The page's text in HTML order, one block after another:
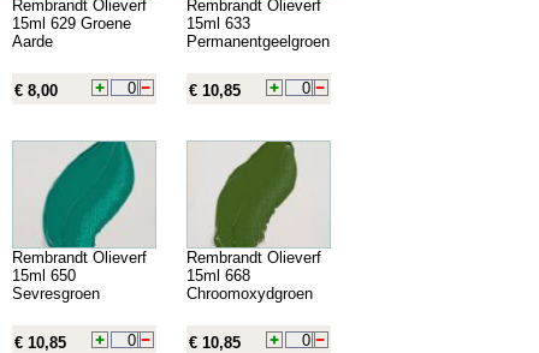
Rembrandt Olieverf
15ml 629 Groene
Aarde
€ 8,00
Rembrandt Olieverf
15ml 633
Permanentgeelgroen
€ 10,85
Rembrandt Olieverf
15ml 650
Sevresgroen
€ 10,85
Rembrandt Olieverf
15ml 668
Chroomoxydgroen
€ 10,85